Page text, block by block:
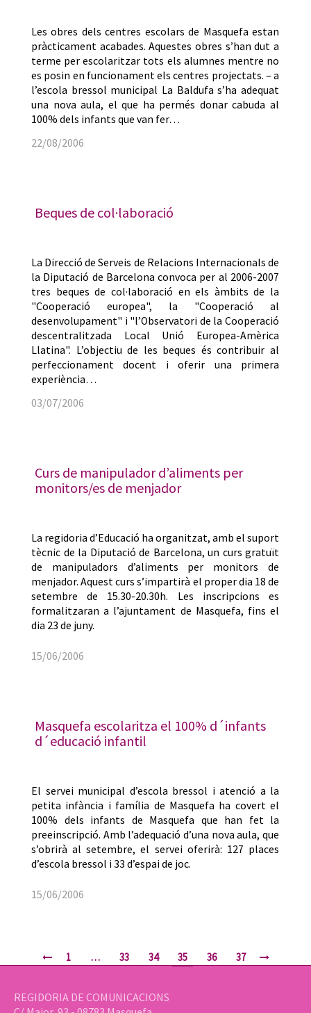
Les obres dels centres escolars de Masquefa estan
pràcticament acabades. Aquestes obres s’han dut a
terme per escolaritzar tots els alumnes mentre no
es posin en funcionament els centres projectats. – a
l’escola bressol municipal La Baldufa s’ha adequat
una nova aula, el que ha permés donar cabuda al
100% dels infants que van fer…
22/08/2006
Beques de col·laboració
La Direcció de Serveis de Relacions Internacionals de
la Diputació de Barcelona convoca per al 2006-2007
tres beques de col·laboració en els àmbits de la
"Cooperació europea", la "Cooperació al
desenvolupament" i "l’Observatori de la Cooperació
descentralitzada Local Unió Europea-Amèrica
Llatina". L’objectiu de les beques és contribuir al
perfeccionament docent i oferir una primera
experiència…
03/07/2006
Curs de manipulador d’aliments per
monitors/es de menjador
La regidoria d’Educació ha organitzat, amb el suport
tècnic de la Diputació de Barcelona, un curs gratuït
de manipuladors d’aliments per monitors de
menjador. Aquest curs s’impartirà el proper dia 18 de
setembre de 15.30-20.30h. Les inscripcions es
formalitzaran a l’ajuntament de Masquefa, fins el
dia 23 de juny.
15/06/2006
Masquefa escolaritza el 100% d´infants
d´educació infantil
El servei municipal d’escola bressol i atenció a la
petita infància i família de Masquefa ha covert el
100% dels infants de Masquefa que han fet la
preeinscripció. Amb l’adequació d’una nova aula, que
s’obrirà al setembre, el servei oferirà: 127 places
d’escola bressol i 33 d’espai de joc.
15/06/2006
1 … 33 34 35 36 37
REGIDORIA DE COMUNICACIONS